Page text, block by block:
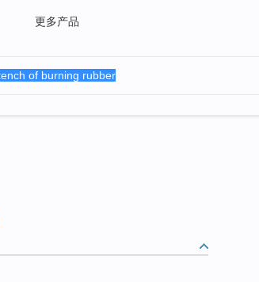
更多产品